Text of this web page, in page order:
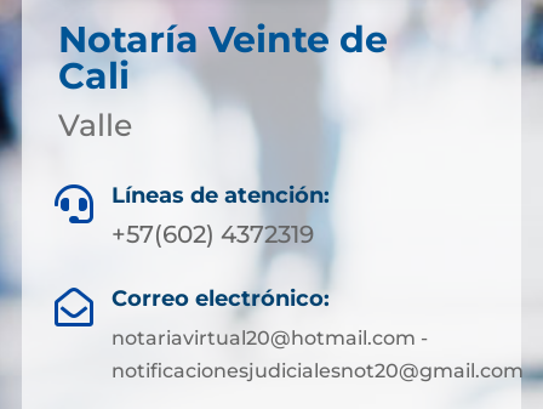
Notaría Veinte de
Cali
Valle
 Líneas de atención:
+57(602) 4372319
 Correo electrónico:
notariavirtual20@hotmail.com -
notificacionesjudicialesnot20@gmail.com